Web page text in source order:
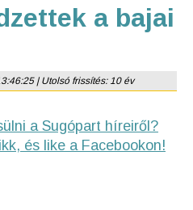
a bajai
| Utolsó frissítés: 10 év
a Sugópart híreiről?
és like a Facebookon!